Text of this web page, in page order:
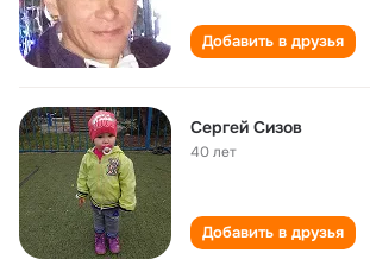
Добавить в друзья
Сергей Сизов
40 лет
Добавить в друзья